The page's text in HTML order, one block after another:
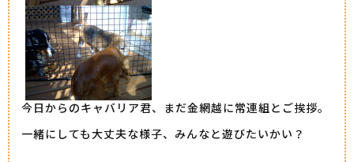
今日からのキャバリア君、まだ金網越に常連組とご挨拶。
一緒にしても大丈夫な様子、みんなと遊びたいかい？